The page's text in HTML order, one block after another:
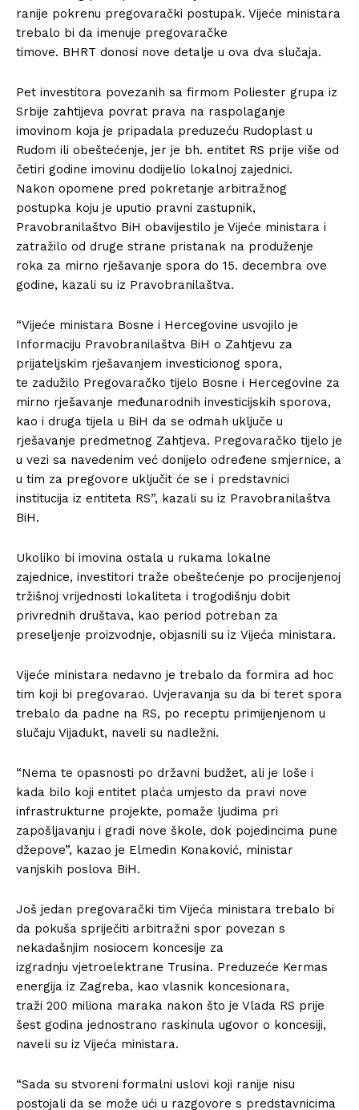
ranije pokrenu pregovarački postupak. Vijeće ministara
trebalo bi da imenuje pregovaračke
timove. BHRT donosi nove detalje u ova dva slučaja.
Pet investitora povezanih sa firmom Poliester grupa iz
Srbije zahtijeva povrat prava na raspolaganje
imovinom koja je pripadala preduzeću Rudoplast u
Rudom ili obeštećenje, jer je bh. entitet RS prije više od
četiri godine imovinu dodijelio lokalnoj zajednici.
Nakon opomene pred pokretanje arbitražnog
postupka koju je uputio pravni zastupnik,
Pravobranilaštvo BiH obavijestilo je Vijeće ministara i
zatražilo od druge strane pristanak na produženje
roka za mirno rješavanje spora do 15. decembra ove
godine, kazali su iz Pravobranilaštva.
“Vijeće ministara Bosne i Hercegovine usvojilo je
Informaciju Pravobranilaštva BiH o Zahtjevu za
prijateljskim rješavanjem investicionog spora,
te zadužilo Pregovaračko tijelo Bosne i Hercegovine za
mirno rješavanje međunarodnih investicijskih sporova,
kao i druga tijela u BiH da se odmah uključe u
rješavanje predmetnog Zahtjeva. Pregovaračko tijelo je
u vezi sa navedenim već donijelo određene smjernice, a
u tim za pregovore uključit će se i predstavnici
institucija iz entiteta RS”, kazali su iz Pravobranilaštva
BiH.
Ukoliko bi imovina ostala u rukama lokalne
zajednice, investitori traže obeštećenje po procijenjenoj
tržišnoj vrijednosti lokaliteta i trogodišnju dobit
privrednih društava, kao period potreban za
preseljenje proizvodnje, objasnili su iz Vijeća ministara.
Vijeće ministara nedavno je trebalo da formira ad hoc
tim koji bi pregovarao. Uvjeravanja su da bi teret spora
trebalo da padne na RS, po receptu primijenjenom u
slučaju Vijadukt, naveli su nadležni.
“Nema te opasnosti po državni budžet, ali je loše i
kada bilo koji entitet plaća umjesto da pravi nove
infrastrukturne projekte, pomaže ljudima pri
zapošljavanju i gradi nove škole, dok pojedincima pune
džepove”, kazao je Elmedin Konaković, ministar
vanjskih poslova BiH.
Još jedan pregovarački tim Vijeća ministara trebalo bi
da pokuša spriječiti arbitražni spor povezan s
nekadašnjim nosiocem koncesije za
izgradnju vjetroelektrane Trusina. Preduzeće Kermas
energija iz Zagreba, kao vlasnik koncesionara,
traži 200 miliona maraka nakon što je Vlada RS prije
šest godina jednostrano raskinula ugovor o koncesiji,
naveli su iz Vijeća ministara.
“Sada su stvoreni formalni uslovi koji ranije nisu
postojali da se može ući u razgovore s predstavnicima